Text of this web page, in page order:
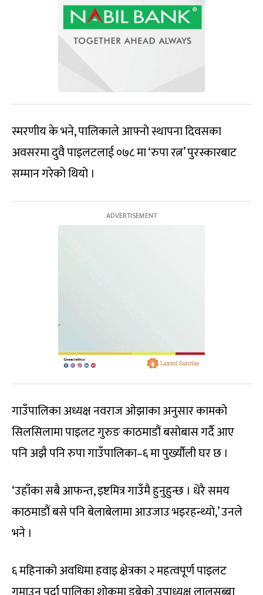
स्मरणीय के भने, पालिकाले आफ्नो स्थापना दिवसका
अवसरमा दुवै पाइलटलाई ०७८ मा ‘रुपा रत्न’ पुरस्कारबाट
सम्मान गरेको थियो ।
गाउँपालिका अध्यक्ष नवराज ओझाका अनुसार कामको
सिलसिलामा पाइलट गुरुङ काठमाडौं बसोबास गर्दै आए
पनि अझै पनि रुपा गाउँपालिका–६ मा पुर्ख्यौली घर छ ।
‘उहाँका सबै आफन्त, इष्टमित्र गाउँमै हुनुहुन्छ । धेरै समय
काठमाडौं बसे पनि बेलाबेलामा आउजाउ भइरहन्थ्यो,’ उनले
भने ।
६ महिनाको अवधिमा हवाइ क्षेत्रका २ महत्वपूर्ण पाइलट